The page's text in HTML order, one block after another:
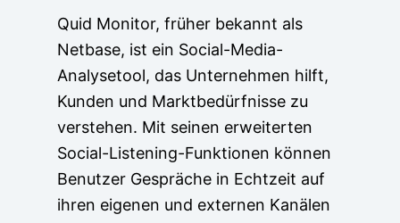
Quid Monitor, früher bekannt als
Netbase, ist ein Social-Media-
Analysetool, das Unternehmen hilft,
Kunden und Marktbedürfnisse zu
verstehen. Mit seinen erweiterten
Social-Listening-Funktionen können
Benutzer Gespräche in Echtzeit auf
ihren eigenen und externen Kanälen